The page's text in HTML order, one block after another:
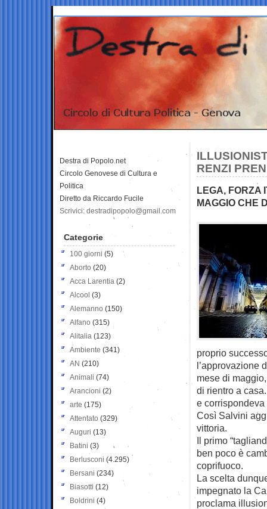
RENZI
LEGA, FORZA
MAGGIO CHE
proprio
l’approvazione
mese di
di rientro a
e
Così Salvini
vittoria.
Il primo
ben poco è
coprifuoco.
La scelta
impegnato la
proclama
Destra di Popolo.net
Circolo Genovese di Cultura e
Politica
Diretto da Riccardo Fucile
Scrivici: destradipopolo@gmail.com
Categorie
100 giorni (5)
Aborto (20)
Acca Larentia (2)
Alcool (3)
Alemanno (150)
Alfano (315)
Alitalia (123)
Ambiente (341)
AN (210)
Animali (74)
Arancioni (2)
arte (175)
Attentato (329)
Auguri (13)
Batini (3)
Berlusconi (4.295)
Bersani (234)
Biasotti (12)
Boldrini (4)